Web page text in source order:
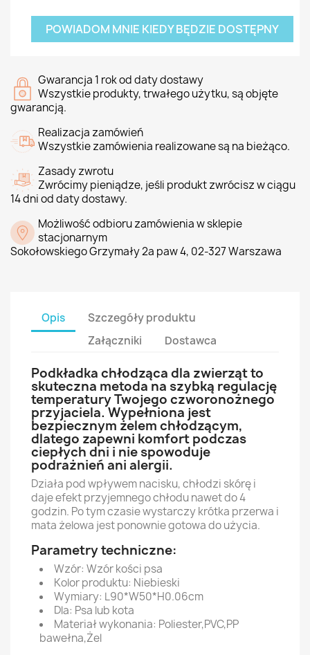
POWIADOM MNIE KIEDY BĘDZIE DOSTĘPNY
Gwarancja 1 rok od daty dostawy
Wszystkie produkty, trwałego użytku, są objęte
gwarancją.
Realizacja zamówień
Wszystkie zamówienia realizowane są na bieżąco.
Zasady zwrotu
Zwrócimy pieniądze, jeśli produkt zwrócisz w ciągu
14 dni od daty dostawy.
Możliwość odbioru zamówienia w sklepie
stacjonarnym
Sokołowskiego Grzymały 2a paw 4, 02-327 Warszawa
Opis
Szczegóły produktu
Załączniki
Dostawca
Podkładka chłodząca dla zwierząt to
skuteczna metoda na szybką regulację
temperatury Twojego czworonożnego
przyjaciela. Wypełniona jest
bezpiecznym żelem chłodzącym,
dlatego zapewni komfort podczas
ciepłych dni i nie spowoduje
podrażnień ani alergii.
Działa pod wpływem nacisku, chłodzi skórę i
daje efekt przyjemnego chłodu nawet do 4
godzin. Po tym czasie wystarczy krótka przerwa i
mata żelowa jest ponownie gotowa do użycia.
Parametry techniczne:
Wzór: Wzór kości psa
Kolor produktu: Niebieski
Wymiary: L90*W50*H0.06cm
Dla: Psa lub kota
Materiał wykonania: Poliester,PVC,PP
bawełna,Żel